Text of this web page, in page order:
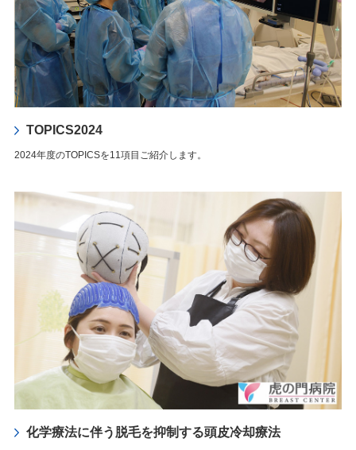
TOPICS2024
2024年度のTOPICSを11項目ご紹介します。
化学療法に伴う脱毛を抑制する頭皮冷却療法